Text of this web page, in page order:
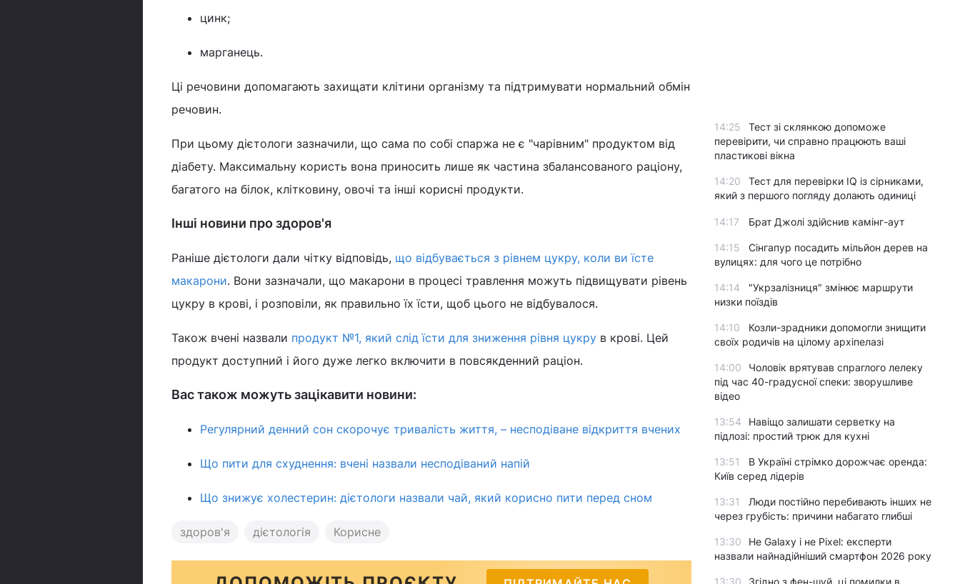
цинк;
марганець.
Ці речовини допомагають захищати клітини організму та підтримувати нормальний обмін
речовин.
При цьому дієтологи зазначили, що сама по собі спаржа не є "чарівним" продуктом від
діабету. Максимальну користь вона приносить лише як частина збалансованого раціону,
багатого на білок, клітковину, овочі та інші корисні продукти.
Інші новини про здоров'я
Раніше дієтологи дали чітку відповідь, що відбувається з рівнем цукру, коли ви їсте
макарони. Вони зазначали, що макарони в процесі травлення можуть підвищувати рівень
цукру в крові, і розповіли, як правильно їх їсти, щоб цього не відбувалося.
Також вчені назвали продукт №1, який слід їсти для зниження рівня цукру в крові. Цей
продукт доступний і його дуже легко включити в повсякденний раціон.
Вас також можуть зацікавити новини:
Регулярний денний сон скорочує тривалість життя, – несподіване відкриття вчених
Що пити для схуднення: вчені назвали несподіваний напій
Що знижує холестерин: дієтологи назвали чай, який корисно пити перед сном
здоров'я дієтологія Корисне
14:25
Тест зі склянкою допоможе
перевірити, чи справно працюють ваші
пластикові вікна
14:20
Тест для перевірки IQ із сірниками,
який з першого погляду долають одиниці
14:17 Брат Джолі здійснив камінг-аут
14:15
Сінгапур посадить мільйон дерев на
вулицях: для чого це потрібно
14:14
"Укрзалізниця" змінює маршрути
низки поїздів
14:10
Козли-зрадники допомогли знищити
своїх родичів на цілому архіпелазі
14:00
Чоловік врятував спраглого лелеку
під час 40-градусної спеки: зворушливе
відео
13:54
Навіщо залишати серветку на
підлозі: простий трюк для кухні
13:51
В Україні стрімко дорожчає оренда:
Київ серед лідерів
13:31
Люди постійно перебивають інших не
через грубість: причини набагато глибші
13:30
Не Galaxy і не Pixel: експерти
назвали найнадійніший смартфон 2026 року
13:30 Згідно з фен-шуй, ці помилки в